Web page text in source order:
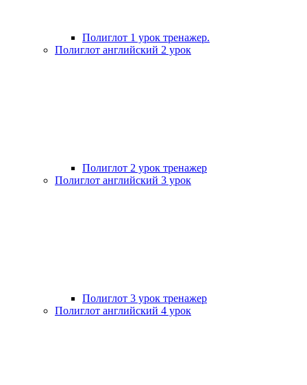
Полиглот 1 урок тренажер.
Полиглот английский 2 урок
Полиглот 2 урок тренажер
Полиглот английский 3 урок
Полиглот 3 урок тренажер
Полиглот английский 4 урок